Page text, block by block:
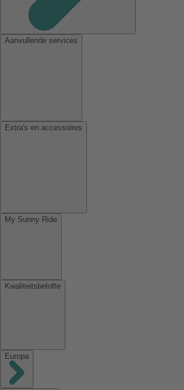
Aanvullende services
Extra's en accessoires
My Sunny Ride
Kwaliteitsbelofte
Europa